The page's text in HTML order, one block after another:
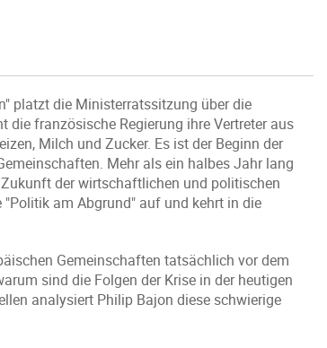
platzt die Ministerratssitzung über die
französische Regierung ihre Vertreter aus
Milch und Zucker. Es ist der Beginn der
Mehr als ein halbes Jahr lang
der wirtschaftlichen und politischen
am Abgrund" auf und kehrt in die
Gemeinschaften tatsächlich vor dem
sind die Folgen der Krise in der heutigen
analysiert Philip Bajon diese schwierige